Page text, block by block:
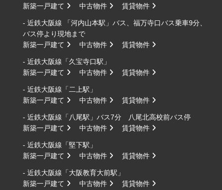
新築一戸建て
中古物件 賃貸物件
- 近鉄大阪線 「河内山本駅」バス、福万寺口バス乗車9分、
バス停より現地まで
新築一戸建て
中古物件 賃貸物件
- 近鉄大阪線「久宝寺口駅」
新築一戸建て
中古物件 賃貸物件
- 近鉄大阪線「二上駅」
新築一戸建て
中古物件 賃貸物件
- 近鉄大阪線「八尾駅」バス7分 八尾北高校前バス停
新築一戸建て
中古物件 賃貸物件
- 近鉄大阪線「堅下駅」
新築一戸建て
中古物件 賃貸物件
- 近鉄大阪線「大阪教育大前駅」
新築一戸建て
中古物件 賃貸物件